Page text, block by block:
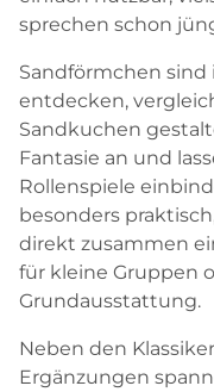
sprechen schon
Sandförmchen sind
entdecken,
Sandkuchen
Fantasie an und
Rollenspiele
besonders
direkt zusammen
für kleine Gruppen
Grundausstattung.
Neben den
Ergänzungen